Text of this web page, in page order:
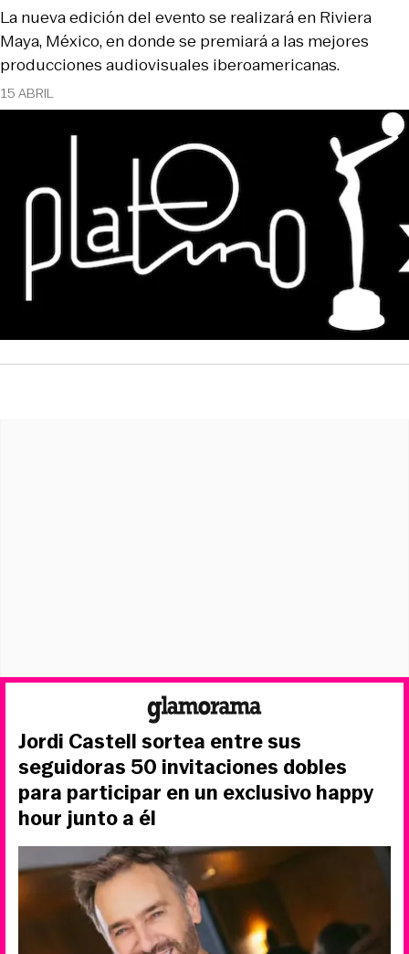
15 ABRIL
La nueva edición del evento se realizará en Riviera
Maya, México, en donde se premiará a las mejores
producciones audiovisuales iberoamericanas.
Jordi Castell sortea entre sus
seguidoras 50 invitaciones dobles
para participar en un exclusivo happy
hour junto a él